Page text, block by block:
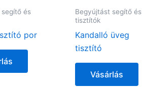
és
por
Begyújtást segítő és
tisztítók
Kandalló üveg
tisztító
Vásárlás